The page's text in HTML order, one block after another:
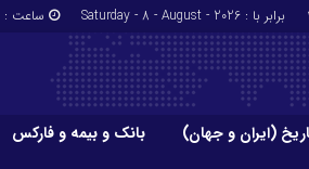
برابر با : Saturday - 8 - August - 2026 ساعت :
(ایران و جهان) بانک و بیمه و فارکس